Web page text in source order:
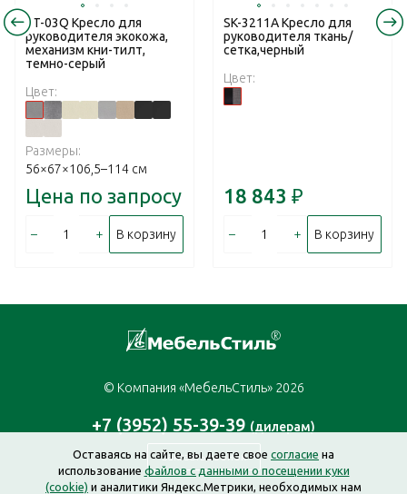
RT-03Q Кресло для
руководителя экокожа,
механизм кни-тилт,
темно-серый
Цвет:
Размеры:
56×67×106,5–114 см
Цена по запросу
– + В корзину
SK-3211A Кресло для
руководителя ткань/
сетка,черный
Цвет:
18 843 ₽
– + В корзину
© Компания «МебельСтиль» 2026
+7 (3952) 55-39-39 (дилерам)
Заказать звонок
Оставаясь на сайте, вы даете свое согласие на
использование файлов с данными о посещении куки
(cookie) и аналитики Яндекс.Метрики, необходимых нам